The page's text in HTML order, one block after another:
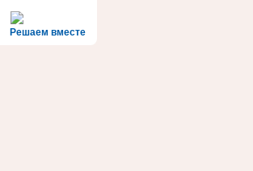
Решаем вместе